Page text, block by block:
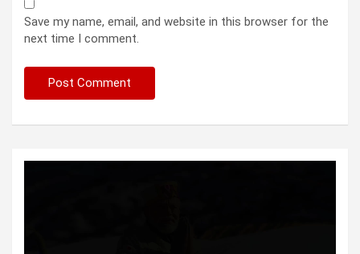
Save my name, email, and website in this browser for the
next time I comment.